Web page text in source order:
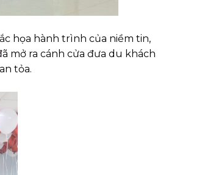
họa hành trình của niềm tin,
mở ra cánh cửa đưa du khách
tỏa.